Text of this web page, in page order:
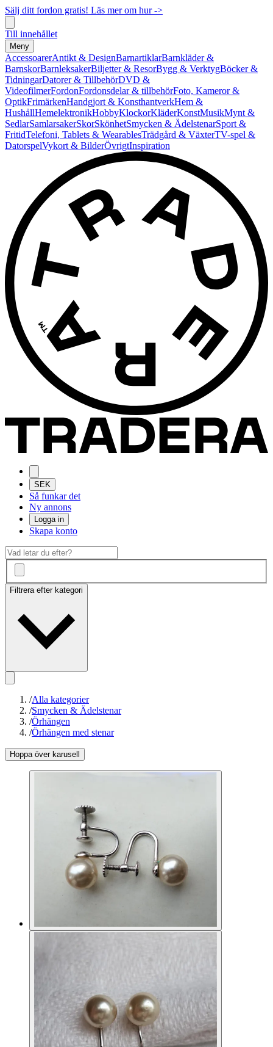
Sälj ditt fordon gratis! Läs mer om hur ->
Till innehållet
Meny
AccessoarerAntikt & DesignBarnartiklarBarnkläder &
BarnskorBarnleksakerBiljetter & ResorBygg & VerktygBöcker &
TidningarDatorer & TillbehörDVD &
VideofilmerFordonFordonsdelar & tillbehörFoto, Kameror &
OptikFrimärkenHandgjort & KonsthantverkHem &
HushållHemelektronikHobbyKlockorKläderKonstMusikMynt &
SedlarSamlarsakerSkorSkönhetSmycken & ÄdelstenarSport &
FritidTelefoni, Tablets & WearablesTrädgård & VäxterTV-spel &
DatorspelVykort & BilderÖvrigtInspiration
SEK
Så funkar det
Ny annons
Logga in
Skapa konto
Filtrera efter kategori
/Alla kategorier
/Smycken & Ädelstenar
/Örhängen
/Örhängen med stenar
Hoppa över karusell